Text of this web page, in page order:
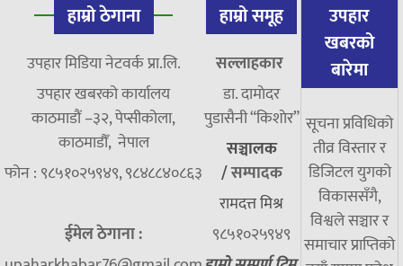
हाम्रो ठेगाना
उपहार मिडिया नेटवर्क प्रा.लि.
उपहार खबरको कार्यालय
काठमाडौं –३२, पेप्सीकोला,
काठमाडौँ, नेपाल
फोन : ९८५१०२५९४९, ९८४८८४०८६३
ईमेल ठेगाना :
हाम्रो समूह
सल्लाहकार
डा. दामाेदर
पुडासैनी “किशाेर”
सञ्चालक
/सम्पादक
रामदत्त मिश्र
९८५१०२५९४९
उपहार
खबरको
बारेमा
सूचना प्रविधिको
तीव्र विस्तार र
डिजिटल युगको
विकाससँगै,
विश्वले सञ्चार र
समाचार प्राप्तिको